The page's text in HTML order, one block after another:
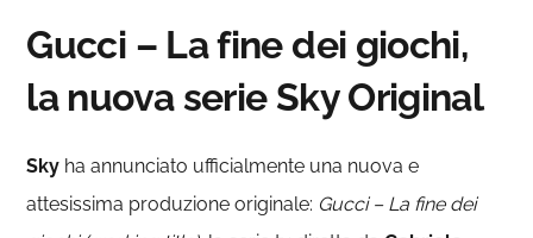
Gucci – La fine dei giochi,
la nuova serie Sky Original
Sky ha annunciato ufficialmente una nuova e
attesissima produzione originale: Gucci – La fine dei